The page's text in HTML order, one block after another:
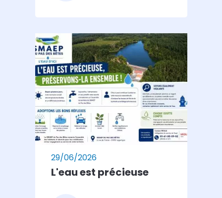
29/06/2026
L'eau est précieuse